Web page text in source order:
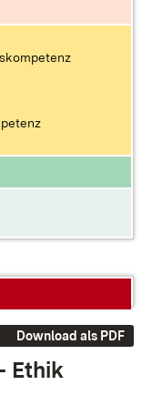
Download als PDF
Ethik